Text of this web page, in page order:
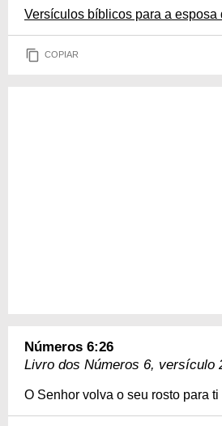
Versículos bíblicos para a esposa
COPIAR
Números 6:26
Livro dos Números 6, versículo
O Senhor volva o seu rosto para ti